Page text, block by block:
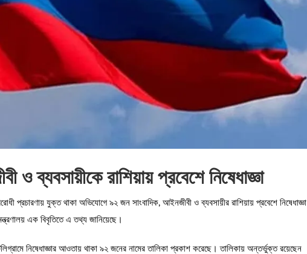
ব্যবসায়ীকে রাশিয়ায় প্রবেশে নিষেধাজ্ঞা
প্রচারণায় যুক্ত থাকা অভিযোগে ৯২ জন সাংবাদিক, আইনজীবী ও ব্যবসায়ীর রাশিয়ায় প্রবেশে নিষেধাজ্ঞা
এক বিবৃতিতে এ তথ্য জানিয়েছে।
নিষেধাজ্ঞার আওতায় থাকা ৯২ জনের নামের তালিকা প্রকাশ করেছে। তালিকায় অন্তর্ভুক্ত রয়েছেন